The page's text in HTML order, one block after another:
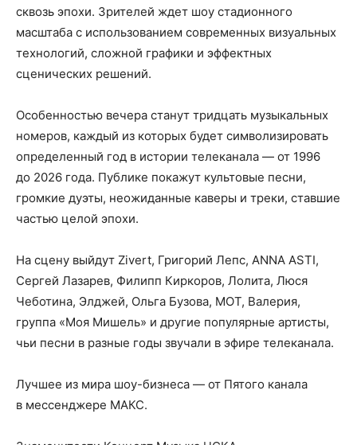
сквозь эпохи. Зрителей ждет шоу стадионного
масштаба с использованием современных визуальных
технологий, сложной графики и эффектных
сценических решений.
Особенностью вечера станут тридцать музыкальных
номеров, каждый из которых будет символизировать
определенный год в истории телеканала — от 1996
до 2026 года. Публике покажут культовые песни,
громкие дуэты, неожиданные каверы и треки, ставшие
частью целой эпохи.
На сцену выйдут Zivert, Григорий Лепс, ANNA ASTI,
Сергей Лазарев, Филипп Киркоров, Лолита, Люся
Чеботина, Элджей, Ольга Бузова, МОТ, Валерия,
группа «Моя Мишель» и другие популярные артисты,
чьи песни в разные годы звучали в эфире телеканала.
Лучшее из мира шоу-бизнеса — от Пятого канала
в мессенджере МАКС.